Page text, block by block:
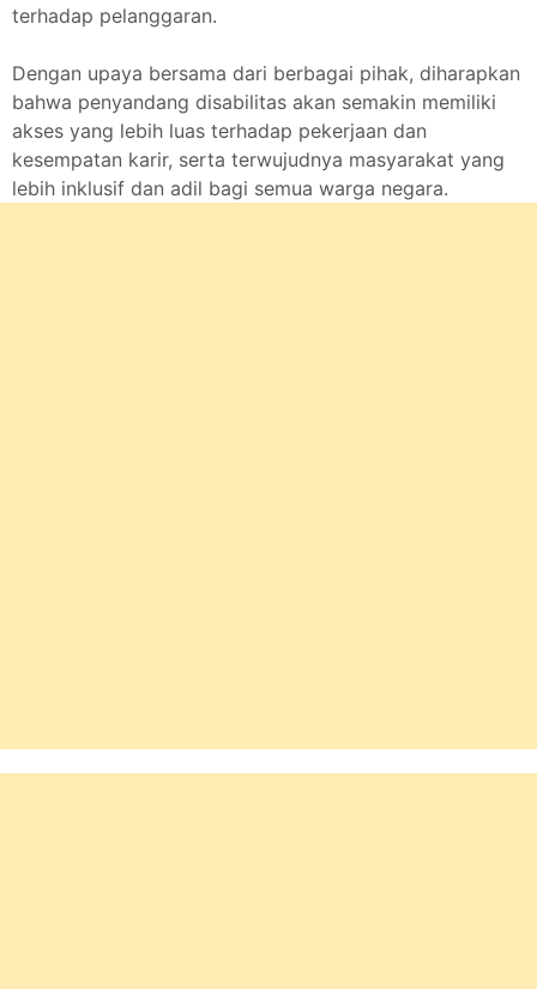
terhadap pelanggaran.
Dengan upaya bersama dari berbagai pihak, diharapkan
bahwa penyandang disabilitas akan semakin memiliki
akses yang lebih luas terhadap pekerjaan dan
kesempatan karir, serta terwujudnya masyarakat yang
lebih inklusif dan adil bagi semua warga negara.